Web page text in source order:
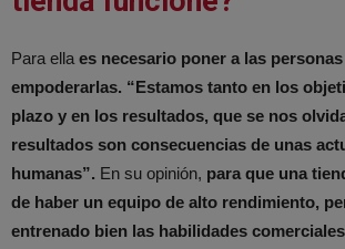
Para ella es necesario poner a las
empoderarlas. “Estamos tanto en los
plazo y en los resultados, que se nos
resultados son consecuencias de unas
humanas”. En su opinión, para que una
de haber un equipo de alto rendimiento,
entrenado bien las habilidades